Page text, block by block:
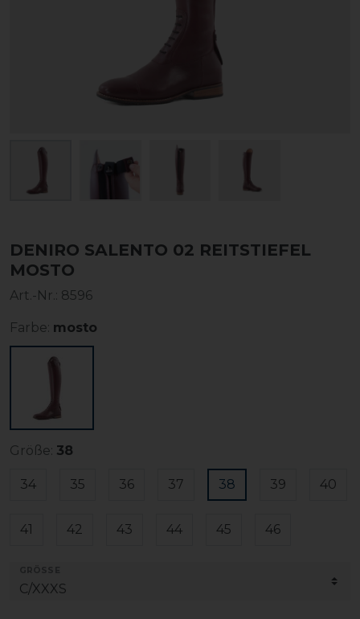
DENIRO SALENTO 02 REITSTIEFEL
MOSTO
Art.-Nr.: 8596
Farbe: mosto
Größe: 38
34 35 36 37 38 39 40
41 42 43 44 45 46